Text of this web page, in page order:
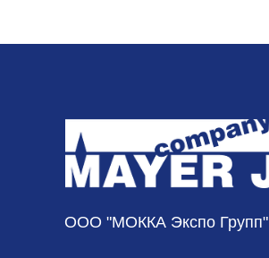
ООО "МОККА Экспо Групп"